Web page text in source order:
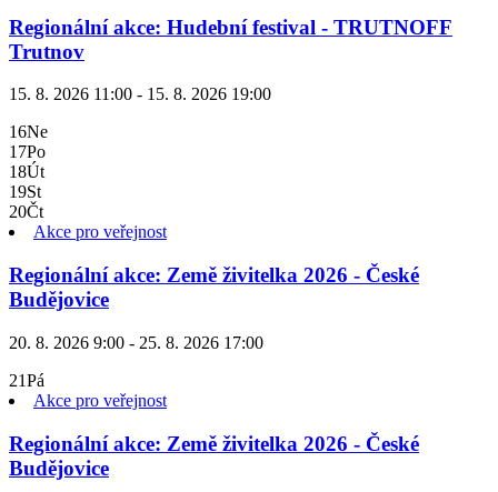
Regionální akce: Hudební festival - TRUTNOFF
Trutnov
15. 8. 2026 11:00 - 15. 8. 2026 19:00
16Ne
17Po
18Út
19St
20Čt
Akce pro veřejnost
Regionální akce: Země živitelka 2026 - České
Budějovice
20. 8. 2026 9:00 - 25. 8. 2026 17:00
21Pá
Akce pro veřejnost
Regionální akce: Země živitelka 2026 - České
Budějovice